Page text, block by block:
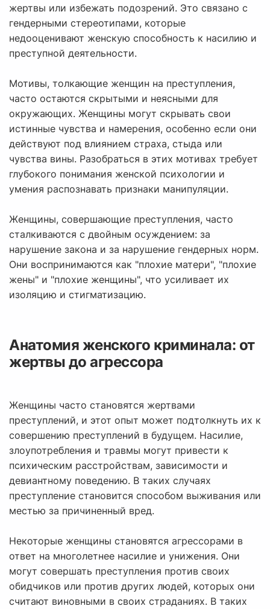
жертвы или избежать подозрений. Это связано с
гендерными стереотипами, которые
недооценивают женскую способность к насилию и
преступной деятельности.
Мотивы, толкающие женщин на преступления,
часто остаются скрытыми и неясными для
окружающих. Женщины могут скрывать свои
истинные чувства и намерения, особенно если они
действуют под влиянием страха, стыда или
чувства вины. Разобраться в этих мотивах требует
глубокого понимания женской психологии и
умения распознавать признаки манипуляции.
Женщины, совершающие преступления, часто
сталкиваются с двойным осуждением: за
нарушение закона и за нарушение гендерных норм.
Они воспринимаются как "плохие матери", "плохие
жены" и "плохие женщины", что усиливает их
изоляцию и стигматизацию.
Анатомия женского криминала: от
жертвы до агрессора
Женщины часто становятся жертвами
преступлений, и этот опыт может подтолкнуть их к
совершению преступлений в будущем. Насилие,
злоупотребления и травмы могут привести к
психическим расстройствам, зависимости и
девиантному поведению. В таких случаях
преступление становится способом выживания или
местью за причиненный вред.
Некоторые женщины становятся агрессорами в
ответ на многолетнее насилие и унижения. Они
могут совершать преступления против своих
обидчиков или против других людей, которых они
считают виновными в своих страданиях. В таких